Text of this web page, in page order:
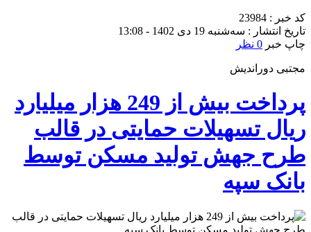
کد خبر : 23984
تاریخ انتشار : سه‌شنبه 19 دی 1402 - 13:08
چاپ خبر 0 نظر
مجتبی دوراندیش
پرداخت بیش از 249 هزار میلیارد
ریال تسهیلات حمایتی در قالب
طرح جهش تولید مسکن توسط
بانک سپه